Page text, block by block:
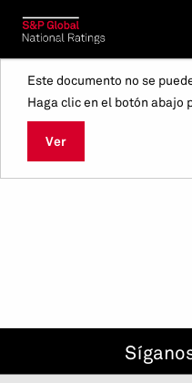
Este documento no se
Haga clic en el botón abajo
Ver